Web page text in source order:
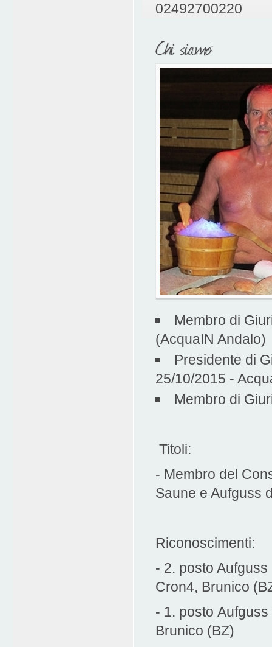
02492700220
Chi siamo:
Membro di
(AcquaIN Andalo)
Presidente di
25/10/2015 -
Membro di
Titoli:
- Membro del
Saune e Aufguss
Riconoscimenti:
- 2. posto
Cron4, Brunico
- 1. posto
Brunico (BZ)